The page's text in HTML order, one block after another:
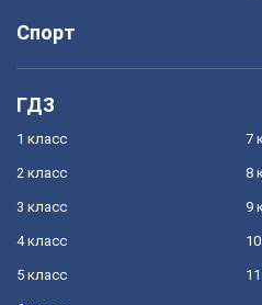
Спорт
ГДЗ
1 класс
2 класс
3 класс
4 класс
5 класс
7
8
9